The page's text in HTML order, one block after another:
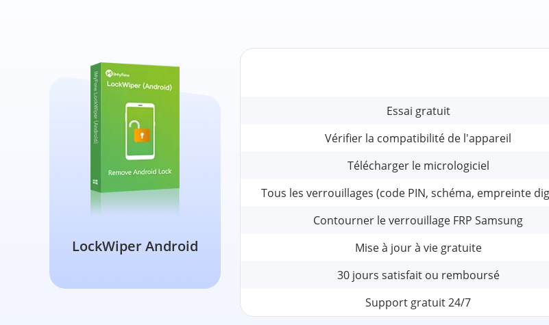
LockWiper Android
Essai gratuit
Vérifier la compatibilité de l'appareil
Télécharger le micrologiciel
Tous les verrouillages (code PIN, schéma, empreinte
Contourner le verrouillage FRP Samsung
Mise à jour à vie gratuite
30 jours satisfait ou remboursé
Support gratuit 24/7